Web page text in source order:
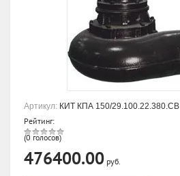
Артикул: КИТ КПА 150/29.100.22.380.СВ
Рейтинг:
(0 голосов)
476400.00 руб.